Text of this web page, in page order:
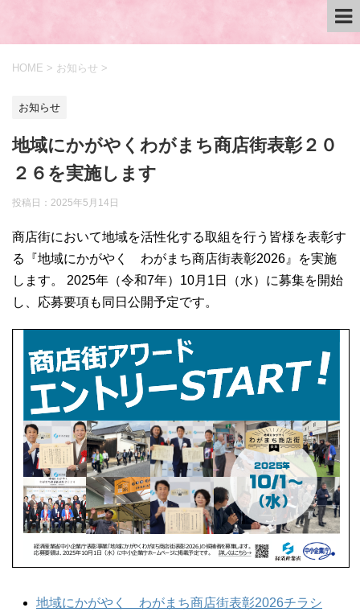
HOME > お知らせ >
お知らせ
地域にかがやくわがまち商店街表彰２０
２６を実施します​
投稿日： 2025年5月14日
商店街において地域を活性化する取組を行う皆様を表彰す
る『地域にかがやく わがまち商店街表彰2026』を実施
します。 2025年（令和7年）10月1日（水）に募集を開始
し、応募要項も同日公開予定です。
地域にかがやく わがまち商店街表彰2026チラシ